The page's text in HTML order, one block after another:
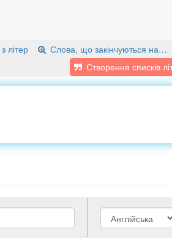
літер Слова, що закінчуються на…
Створення списків